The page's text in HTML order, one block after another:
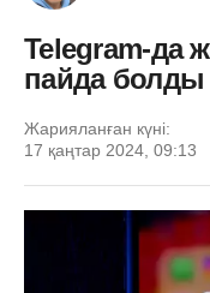
Telegram-да
пайда болды
Жарияланған күні:
17 қаңтар 2024, 09:13